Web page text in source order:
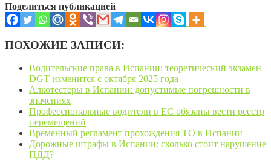
Поделиться публикацией
ПОХОЖИЕ ЗАПИСИ:
Водительские права в Испании: теоретический экзамен
DGT изменится с октября 2025 года
Алкотестеры в Испании: допустимые погрешности в
значениях
Профессиональные водители в ЕС обязаны вести реестр
перемещений
Временный регламент прохождения ТО в Испании
Дорожные штрафы в Испании: сколько стоит нарушение
ПДД?